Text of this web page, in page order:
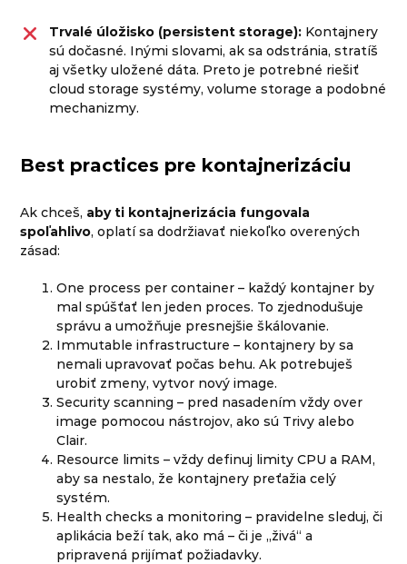
Trvalé úložisko (persistent storage): Kontajnery
sú dočasné. Inými slovami, ak sa odstránia, stratíš
aj všetky uložené dáta. Preto je potrebné riešiť
cloud storage systémy, volume storage a podobné
mechanizmy.
Best practices pre kontajnerizáciu
Ak chceš, aby ti kontajnerizácia fungovala
spoľahlivo, oplatí sa dodržiavať niekoľko overených
zásad:
One process per container – každý kontajner by
mal spúšťať len jeden proces. To zjednodušuje
správu a umožňuje presnejšie škálovanie.
Immutable infrastructure – kontajnery by sa
nemali upravovať počas behu. Ak potrebuješ
urobiť zmeny, vytvor nový image.
Security scanning – pred nasadením vždy over
image pomocou nástrojov, ako sú Trivy alebo
Clair.
Resource limits – vždy definuj limity CPU a RAM,
aby sa nestalo, že kontajnery preťažia celý
systém.
Health checks a monitoring – pravidelne sleduj, či
aplikácia beží tak, ako má – či je „živá“ a
pripravená prijímať požiadavky.